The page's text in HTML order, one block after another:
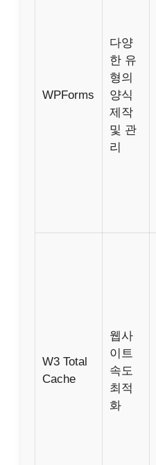
WPForms
다양
한 유
형의
양식
제작
및 관
리
W3 Total
Cache
웹사
이트
속도
최적
화